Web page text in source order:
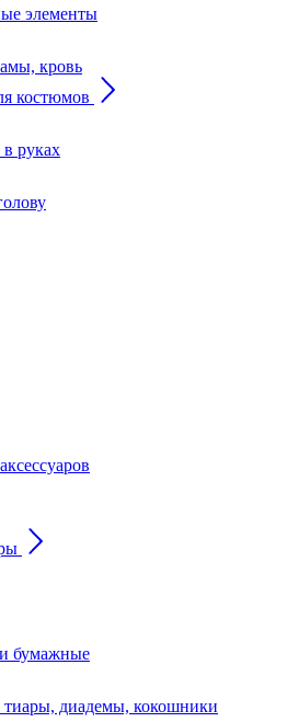
элементы
кровь
костюмов
руках
бумажные
диадемы, кокошники